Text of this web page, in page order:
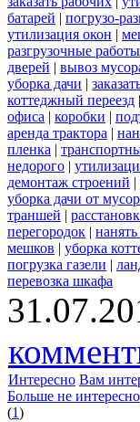
батарей | погрузо-
утилизация окон |
разгрузочные работы
дверей | вывоз
уборка дачи |
коттеджный переезд |
офиса | коробки |
аренда трактора |
пленка |
недорого |
демонтаж строений |
уборка дачи от
траншей |
перегородок |
мешков | уборка
погрузка газели |
перевозка шкафа
Интересно Вам
Больше не интересно
(1)